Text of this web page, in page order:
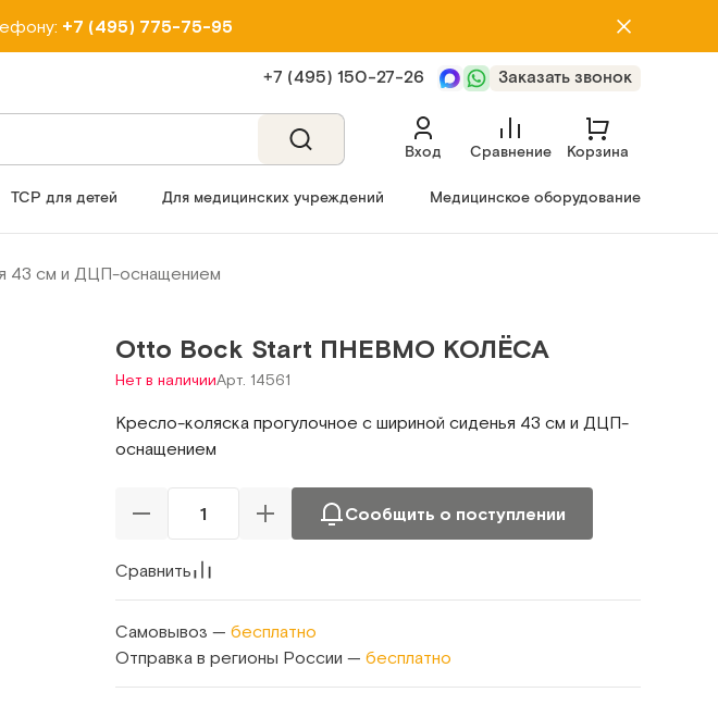
+7 (495) 775-75-95
+7 (495) 150‑27‑26 Заказать звонок
Вход Сравнение Корзина
ТСР для детей Для медицинских учреждений Медицинское оборудование
43 см и ДЦП-оснащением
Otto Bock Start ПНЕВМО КОЛЁСА
Нет в наличииАрт. 14561
Кресло-коляска прогулочное с шириной сиденья 43 см и ДЦП-
оснащением
Сообщить о поступлении
Сравнить
Самовывоз — бесплатно
Отправка в регионы России — бесплатно